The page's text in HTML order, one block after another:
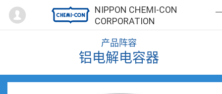
NIPPON CHEMI-CON
CORPORATION
Mypage
产品阵容
铝电解电容器